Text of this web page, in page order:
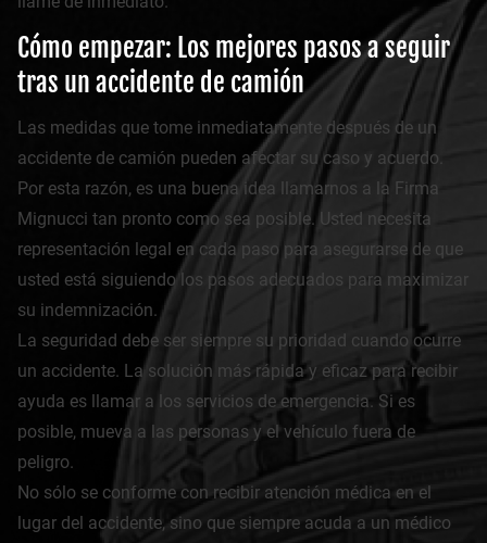
Cómo empezar: Los mejores pasos a seguir
tras un accidente de camión
Las medidas que tome inmediatamente después de un
accidente de camión pueden afectar su caso y acuerdo.
Por esta razón, es una buena idea llamarnos a la Firma
Mignucci tan pronto como sea posible. Usted necesita
representación legal en cada paso para asegurarse de que
usted está siguiendo los pasos adecuados para maximizar
su indemnización.
La seguridad debe ser siempre su prioridad cuando ocurre
un accidente. La solución más rápida y eficaz para recibir
ayuda es llamar a los servicios de emergencia. Si es
posible, mueva a las personas y el vehículo fuera de
peligro.
No sólo se conforme con recibir atención médica en el
lugar del accidente, sino que siempre acuda a un médico